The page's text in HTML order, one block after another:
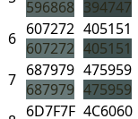
596868 394747
6 607272
607272
405151
405151
7 687979
687979
475959
475959
6D7F7F 4C6060